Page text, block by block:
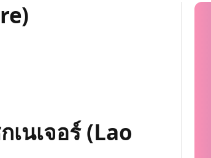
นเจอร์ (Lao